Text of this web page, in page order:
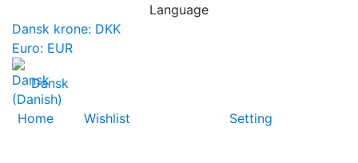
Language
Dansk krone: DKK
Euro: EUR
Dansk
Home Wishlist Setting